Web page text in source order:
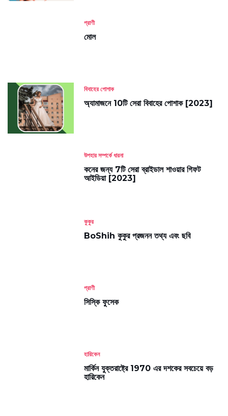
প্রাণী
মোল
বিবাহের পোশাক
অ্যামাজনে 10টি সেরা বিবাহের পোশাক [2023]
উপহার সম্পর্কে ধারনা
কনের জন্য 7টি সেরা ব্রাইডাল শাওয়ার গিফট
আইডিয়া [2023]
কুকুর
BoShih কুকুর প্রজনন তথ্য এবং ছবি
প্রাণী
সিস্কি ফুসেক
হারিকেন
মার্কিন যুক্তরাষ্ট্রে 1970 এর দশকের সবচেয়ে বড়
হারিকেন